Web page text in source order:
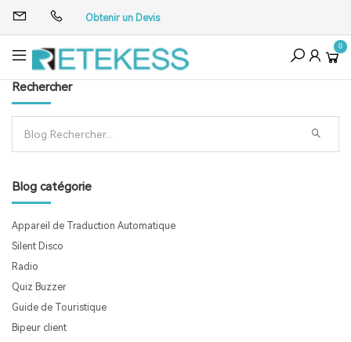
Obtenir un Devis
0
Rechercher
Blog catégorie
Appareil de Traduction Automatique
Silent Disco
Radio
Quiz Buzzer
Guide de Touristique
Bipeur client